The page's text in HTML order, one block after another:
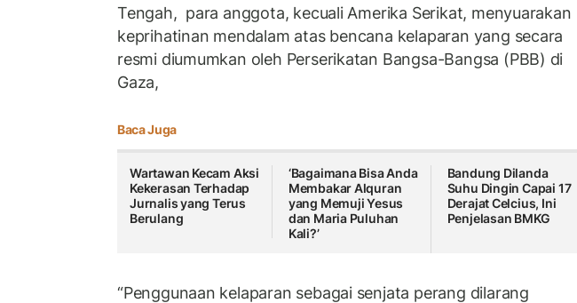
Tengah, para anggota, kecuali Amerika Serikat, menyuarakan
keprihatinan mendalam atas bencana kelaparan yang secara
resmi diumumkan oleh Perserikatan Bangsa-Bangsa (PBB) di
Gaza,
Baca Juga
Wartawan Kecam Aksi
Kekerasan Terhadap
Jurnalis yang Terus
Berulang
‘Bagaimana Bisa Anda
Membakar Alquran
yang Memuji Yesus
dan Maria Puluhan
Kali?’
Bandung Dilanda
Suhu Dingin Capai 17
Derajat Celcius, Ini
Penjelasan BMKG
“Penggunaan kelaparan sebagai senjata perang dilarang